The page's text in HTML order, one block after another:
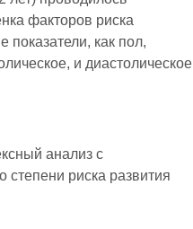
факторов риска
показатели, как пол,
и диастолическое
анализ с
риска развития